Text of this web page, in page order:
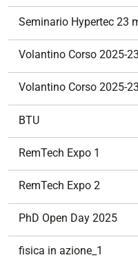
Seminario Hypertec 23
Volantino Corso 2025-
Volantino Corso 2025-
BTU
RemTech Expo 1
RemTech Expo 2
PhD Open Day 2025
fisica in azione_1